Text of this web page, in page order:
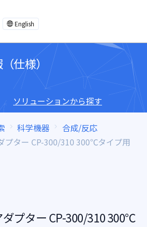
English
仕様）
ソリューションから探す
科学機器
合成/反応
プター CP-300/310 300℃タイプ用
プター CP-300/310 300℃